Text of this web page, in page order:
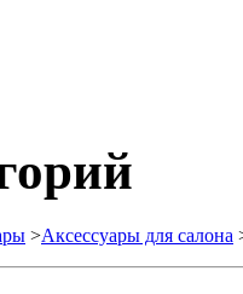
>Аксессуары для салона